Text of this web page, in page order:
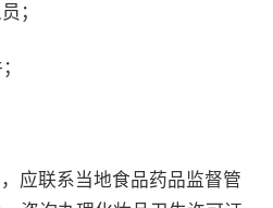
；
应联系当地食品药品监督管